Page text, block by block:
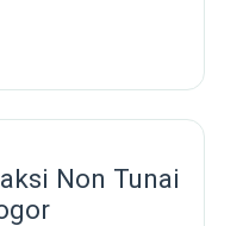
Non Tunai